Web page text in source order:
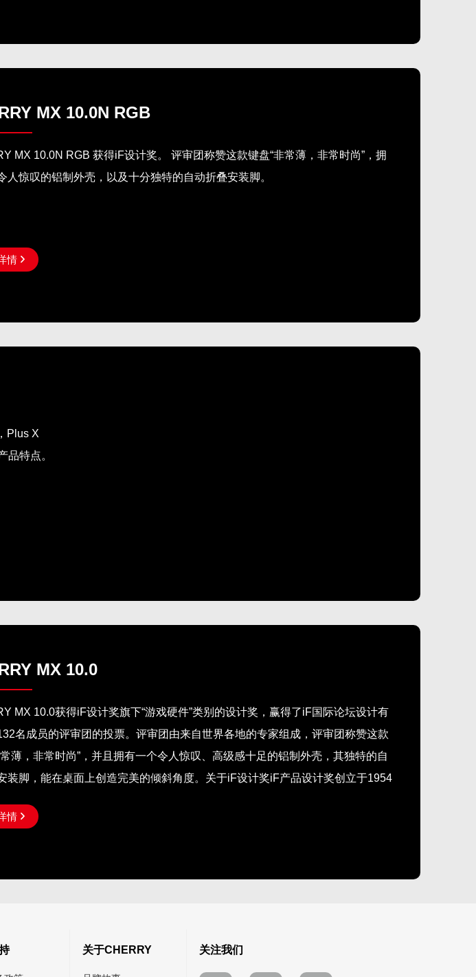
MX 10.0N RGB
MX 10.0N RGB 获得iF设计奖。 评审团称赞这款键盘“非常薄，非常时尚”，拥
人惊叹的铝制外壳，以及十分独特的自动折叠安装脚。
情
Plus X
品特点。
MX 10.0
MX 10.0获得iF设计奖旗下“游戏硬件”类别的设计奖，赢得了iF国际论坛设计有
名成员的评审团的投票。评审团由来自世界各地的专家组成，评审团称赞这款
薄，非常时尚”，并且拥有一个令人惊叹、高级感十足的铝制外壳，其独特的自
装脚，能在桌面上创造完美的倾斜角度。关于iF设计奖iF产品设计奖创立于1954
年定期举办，已经被国际公认为当代工业设计领域中的卓有声望的大奖，与红
情
关于CHERRY 关注我们